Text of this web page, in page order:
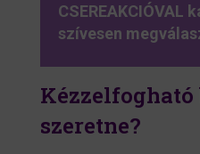
CSEREAKCIÓVAL
szívesen
szeretne?